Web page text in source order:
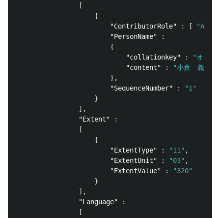
[
{
"ContributorRole"
: [
"A01"
"PersonName"
:
{
"collationkey"
:
"オグラ
"content"
:
"小倉　義光"
},
"SequenceNumber"
:
"1"
}
],
"Extent"
:
[
{
"ExtentType"
: "11" ,
"ExtentUnit"
: "03" ,
"ExtentValue"
:
"320"
}
],
"Language"
:
[